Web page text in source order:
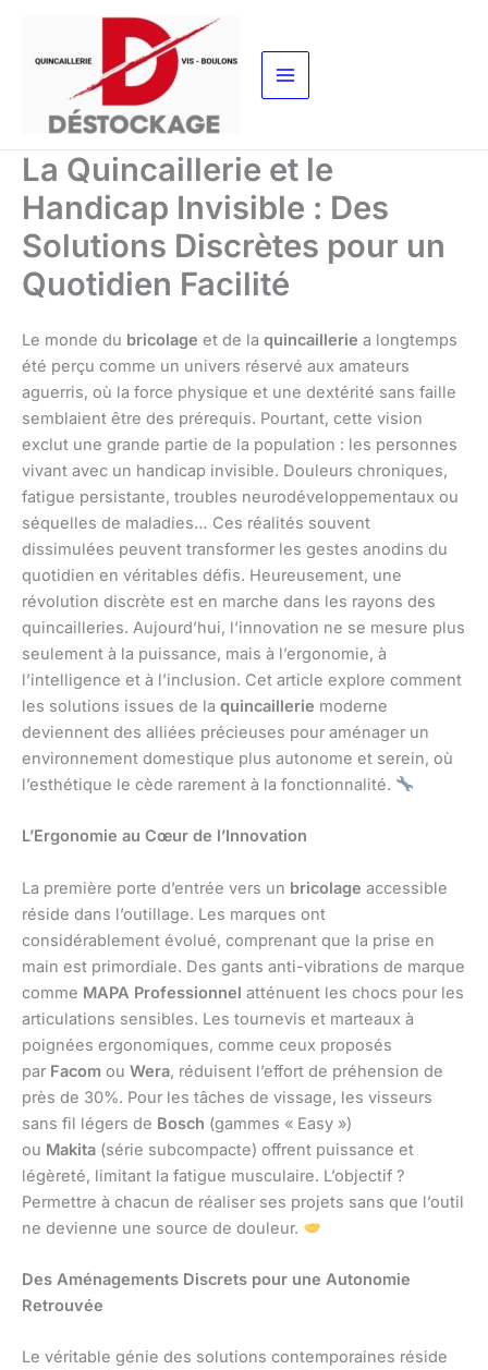
contenu
La Quincaillerie et le
Handicap Invisible : Des
Solutions Discrètes pour un
Quotidien Facilité
Le monde du bricolage et de la quincaillerie a longtemps
été perçu comme un univers réservé aux amateurs
aguerris, où la force physique et une dextérité sans faille
semblaient être des prérequis. Pourtant, cette vision
exclut une grande partie de la population : les personnes
vivant avec un handicap invisible. Douleurs chroniques,
fatigue persistante, troubles neurodéveloppementaux ou
séquelles de maladies… Ces réalités souvent
dissimulées peuvent transformer les gestes anodins du
quotidien en véritables défis. Heureusement, une
révolution discrète est en marche dans les rayons des
quincailleries. Aujourd’hui, l’innovation ne se mesure plus
seulement à la puissance, mais à l’ergonomie, à
l’intelligence et à l’inclusion. Cet article explore comment
les solutions issues de la quincaillerie moderne
deviennent des alliées précieuses pour aménager un
environnement domestique plus autonome et serein, où
l’esthétique le cède rarement à la fonctionnalité.
L’Ergonomie au Cœur de l’Innovation
La première porte d’entrée vers un bricolage accessible
réside dans l’outillage. Les marques ont
considérablement évolué, comprenant que la prise en
main est primordiale. Des gants anti-vibrations de marque
comme MAPA Professionnel atténuent les chocs pour les
articulations sensibles. Les tournevis et marteaux à
poignées ergonomiques, comme ceux proposés
par Facom ou Wera, réduisent l’effort de préhension de
près de 30%. Pour les tâches de vissage, les visseurs
sans fil légers de Bosch (gammes « Easy »)
ou Makita (série subcompacte) offrent puissance et
légèreté, limitant la fatigue musculaire. L’objectif ?
Permettre à chacun de réaliser ses projets sans que l’outil
ne devienne une source de douleur.
Des Aménagements Discrets pour une Autonomie
Retrouvée
Le véritable génie des solutions contemporaines réside